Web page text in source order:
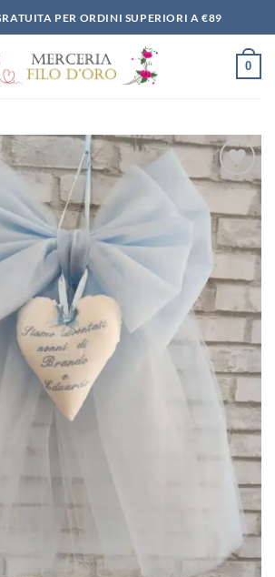
PER ORDINI SUPERIORI A €89
0
Aggiungi
alla lista
dei
desideri